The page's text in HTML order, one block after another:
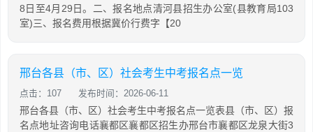
8日至4月29日。二、报名地点清河县招生办公室(县教育局103
室)三、报名费用根据冀价行费字【20
邢台各县（市、区）社会考生中考报名点一览
点击：107 发布时间：2026-06-11
邢台各县（市、区）社会考生中考报名点一览表县（市、区）报
名点地址咨询电话襄都区襄都区招生办邢台市襄都区龙泉大街3